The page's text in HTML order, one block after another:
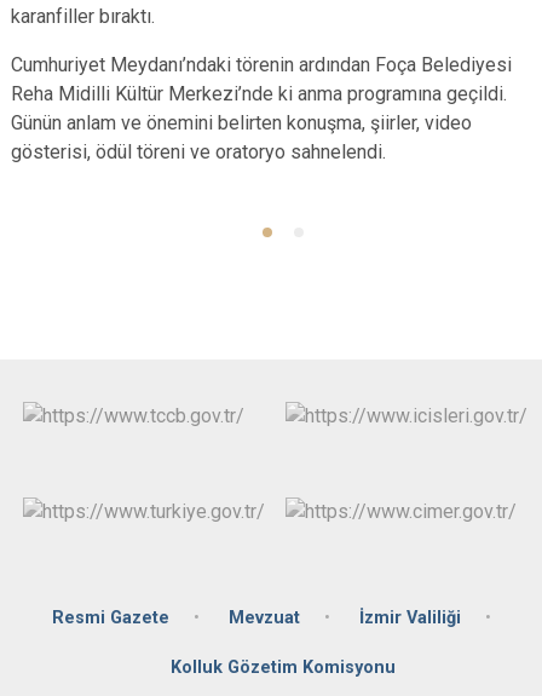
karanfiller bıraktı.
Cumhuriyet Meydanı’ndaki törenin ardından Foça Belediyesi
Reha Midilli Kültür Merkezi’nde ki anma programına geçildi.
Günün anlam ve önemini belirten konuşma, şiirler, video
gösterisi, ödül töreni ve oratoryo sahnelendi.
Resmi Gazete Mevzuat İzmir Valiliği
Kolluk Gözetim Komisyonu